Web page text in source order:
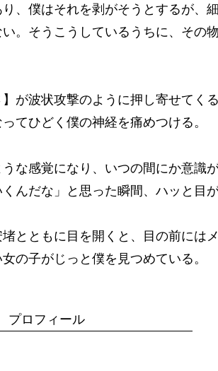
、僕はそれを剥がそうとするが、
。そうこうしているうちに、その
が波状攻撃のように押し寄せてく
てひどく僕の神経を痛めつける。
な感覚になり、いつの間にか意識
んだな」と思った瞬間、ハッと目が
とともに目を開くと、目の前には
の子がじっと僕を見つめている。
プロフィール